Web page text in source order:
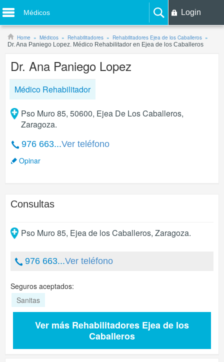
Médicos Login
Home Médicos Rehabilitadores
Rehabilitadores Ejea de los Caballeros
Dr. Ana Paniego Lopez. Médico Rehabilitador en Ejea de los Caballeros
Dr. Ana Paniego Lopez
Médico Rehabilitador
Pso Muro 85, 50600, Ejea De Los Caballeros,
Zaragoza.
976 663...Ver teléfono
Opinar
Consultas
Pso Muro 85, Ejea de los Caballeros, Zaragoza.
976 663...Ver teléfono
Seguros aceptados:
Sanitas
Ver más Rehabilitadores Ejea de los
Caballeros